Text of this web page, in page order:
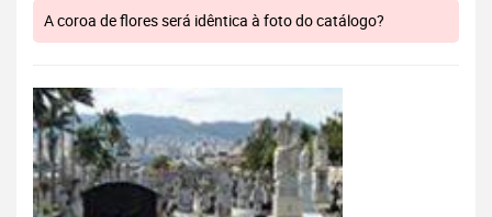
A coroa de flores será idêntica à foto do catálogo?